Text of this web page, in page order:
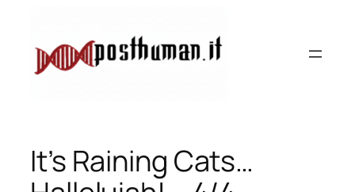
contenuto
It’s Raining Cats…